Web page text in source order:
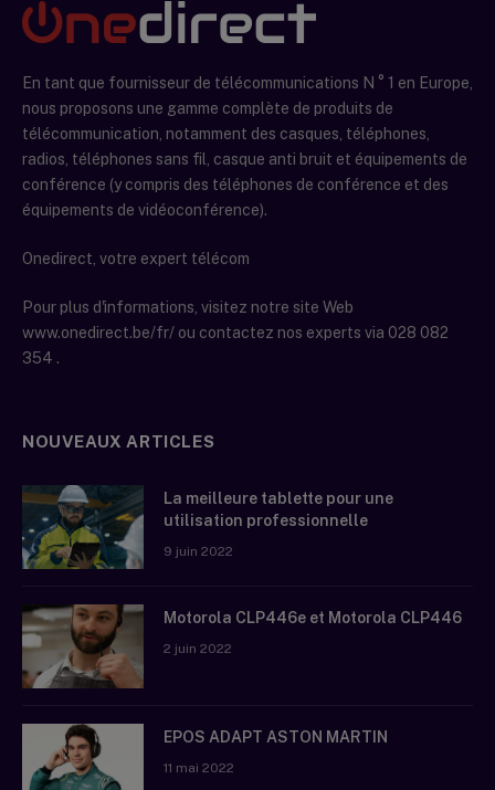
En tant que fournisseur de télécommunications N ° 1 en Europe,
nous proposons une gamme complète de produits de
télécommunication, notamment des casques, téléphones,
radios, téléphones sans fil, casque anti bruit et équipements de
conférence (y compris des téléphones de conférence et des
équipements de vidéoconférence).
Onedirect, votre expert télécom
Pour plus d'informations, visitez notre site Web
www.onedirect.be/fr/ ou contactez nos experts via 028 082
354 .
NOUVEAUX ARTICLES
La meilleure tablette pour une
utilisation professionnelle
9 juin 2022
Motorola CLP446e et Motorola CLP446
2 juin 2022
EPOS ADAPT ASTON MARTIN
11 mai 2022